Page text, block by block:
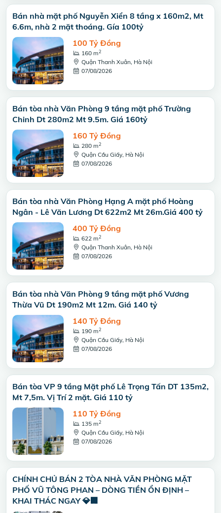
Bán nhà mặt phố Nguyễn Xiển 8 tầng x 160m2, Mt
6.6m, nhà 2 mặt thoáng. Gía 100tỷ
100 Tỷ Đồng
160 m2
Quận Thanh Xuân, Hà Nội
07/08/2026
Bán tòa nhà Văn Phòng 9 tầng mặt phố Trường
Chinh Dt 280m2 Mt 9.5m. Giá 160tỷ
160 Tỷ Đồng
280 m2
Quận Cầu Giấy, Hà Nội
07/08/2026
Bán tòa nhà Văn Phòng Hạng A mặt phố Hoàng
Ngân - Lê Văn Lương Dt 622m2 Mt 26m.Giá 400 tỷ
400 Tỷ Đồng
622 m2
Quận Thanh Xuân, Hà Nội
07/08/2026
Bán tòa nhà Văn Phòng 9 tầng mặt phố Vương
Thừa Vũ Dt 190m2 Mt 12m. Giá 140 tỷ
140 Tỷ Đồng
190 m2
Quận Cầu Giấy, Hà Nội
07/08/2026
Bán tòa VP 9 tầng Mặt phố Lê Trọng Tấn DT 135m2,
Mt 7,5m. Vị Trí 2 mặt. Giá 110 tỷ
110 Tỷ Đồng
135 m2
Quận Cầu Giấy, Hà Nội
07/08/2026
CHÍNH CHỦ BÁN 2 TÒA NHÀ VĂN PHÒNG MẶT
PHỐ VŨ TÔNG PHAN – DÒNG TIỀN ỔN ĐỊNH –
KHAI THÁC NGAY 💎🏢